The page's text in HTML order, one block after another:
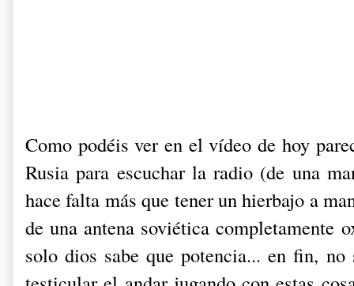
Como podéis ver en el vídeo de hoy
Rusia para escuchar la radio (de una
hace falta más que tener un hierbajo a
de una antena soviética completamente
solo dios sabe que potencia... en fin,